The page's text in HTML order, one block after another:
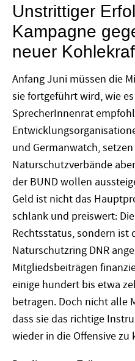
Unstrittiger
Kampagne
neuer
Anfang Juni müssen die
sie fortgeführt wird, wie
SprecherInnenrat
und Germanwatch,
Naturschutzverbände
der BUND wollen
Geld ist nicht das
schlank und preiswert:
Rechtsstatus, sondern ist
Naturschutzring DNR
Mitgliedsbeiträgen
einige hundert bis etwa
betragen. Doch nicht alle
dass sie das richtige
wieder in die Offensive zu